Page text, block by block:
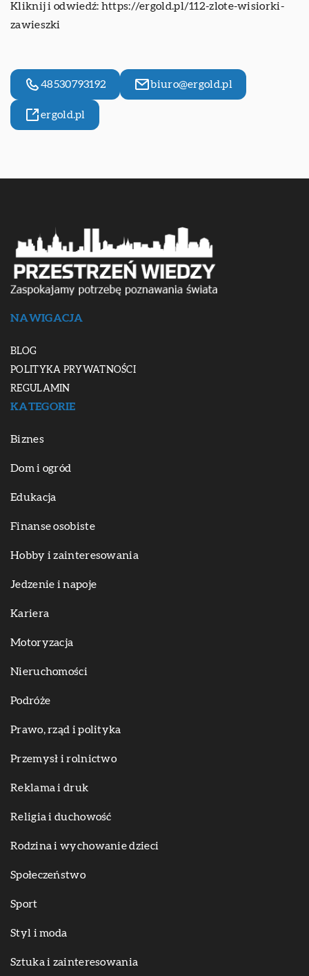
Kliknij i odwiedź: https://ergold.pl/112-zlote-wisiorki-
zawieszki
48530793192 biuro@ergold.pl
ergold.pl
NAWIGACJA
BLOG
POLITYKA PRYWATNOŚCI
REGULAMIN
KATEGORIE
Biznes
Dom i ogród
Edukacja
Finanse osobiste
Hobby i zainteresowania
Jedzenie i napoje
Kariera
Motoryzacja
Nieruchomości
Podróże
Prawo, rząd i polityka
Przemysł i rolnictwo
Reklama i druk
Religia i duchowość
Rodzina i wychowanie dzieci
Społeczeństwo
Sport
Styl i moda
Sztuka i zainteresowania